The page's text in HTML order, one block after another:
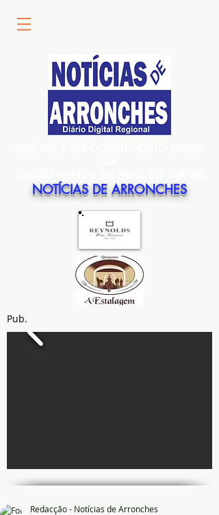
NOTÍCIAS DE ARRONCHES
Pub.
Redacção - Notícias de Arronches